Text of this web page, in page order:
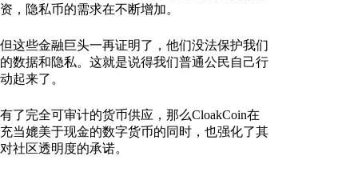
资，隐私币的需求在不断增加。
但这些金融巨头一再证明了，他们没法保护我们
的数据和隐私。这就是说得我们普通公民自己行
动起来了。
有了完全可审计的货币供应，那么CloakCoin在
充当媲美于现金的数字货币的同时，也强化了其
对社区透明度的承诺。